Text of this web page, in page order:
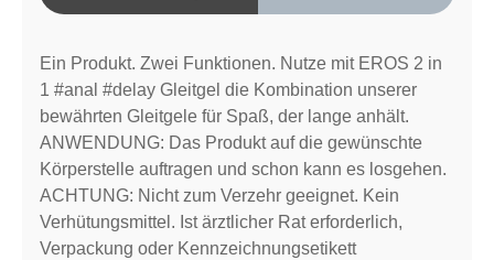
Ein Produkt. Zwei Funktionen. Nutze mit EROS 2 in
1 #anal #delay Gleitgel die Kombination unserer
bewährten Gleitgele für Spaß, der lange anhält.
ANWENDUNG: Das Produkt auf die gewünschte
Körperstelle auftragen und schon kann es losgehen.
ACHTUNG: Nicht zum Verzehr geeignet. Kein
Verhütungsmittel. Ist ärztlicher Rat erforderlich,
Verpackung oder Kennzeichnungsetikett